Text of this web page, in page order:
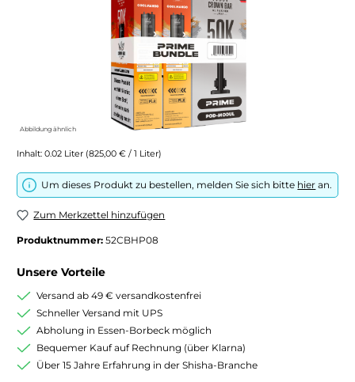
Abbildung ähnlich
Inhalt: 0.02 Liter (825,00 € / 1 Liter)
Um dieses Produkt zu bestellen, melden Sie sich bitte hier an.
Zum Merkzettel hinzufügen
Produktnummer: 52CBHP08
Unsere Vorteile
Versand ab 49 € versandkostenfrei
Schneller Versand mit UPS
Abholung in Essen-Borbeck möglich
Bequemer Kauf auf Rechnung (über Klarna)
Über 15 Jahre Erfahrung in der Shisha-Branche